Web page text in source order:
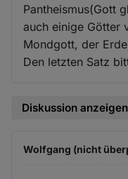
Pantheismus(Gott
auch einige Götter
Mondgott, der
Den letzten Satz
Diskussion anzeigen
Wolfgang (nicht